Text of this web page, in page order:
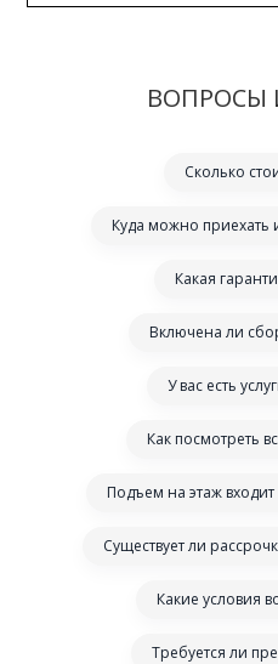
ВОПРОСЫ
Сколько
Куда можно приехать
Какая
Включена ли
У вас есть
Как посмотреть
Подъем на этаж входит
Существует ли
Какие условия
Требуется ли